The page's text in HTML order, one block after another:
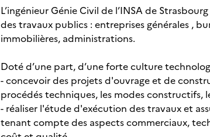
L’ingénieur Génie Civil de l’INSA de
des travaux publics : entreprises générales ,
immobilières, administrations.
Doté d’une part, d’une forte culture
- concevoir des projets d'ouvrage et de
procédés techniques, les modes constructifs,
- réaliser l'étude d'exécution des travaux et
tenant compte des aspects commerciaux,